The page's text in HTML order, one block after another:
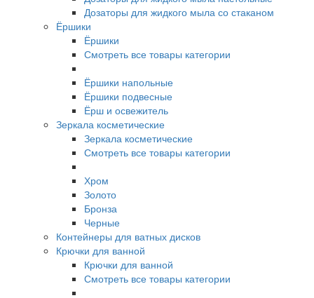
Дозаторы для жидкого мыла со стаканом
Ёршики
Ёршики
Смотреть все товары категории
Ёршики напольные
Ёршики подвесные
Ёрш и освежитель
Зеркала косметические
Зеркала косметические
Смотреть все товары категории
Хром
Золото
Бронза
Черные
Контейнеры для ватных дисков
Крючки для ванной
Крючки для ванной
Смотреть все товары категории